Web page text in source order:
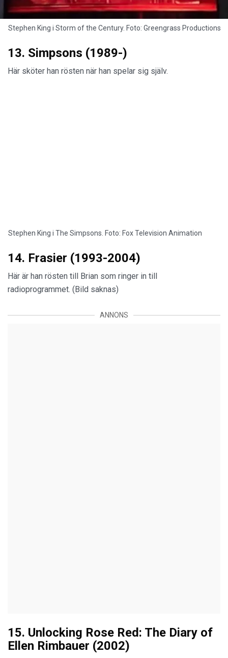
Stephen King i Storm of the Century. Foto: Greengrass Productions
13. Simpsons (1989-)
Här sköter han rösten när han spelar sig själv.
Stephen King i The Simpsons. Foto: Fox Television Animation
14. Frasier (1993-2004)
Här är han rösten till Brian som ringer in till
radioprogrammet. (Bild saknas)
ANNONS
15. Unlocking Rose Red: The Diary of
Ellen Rimbauer (2002)